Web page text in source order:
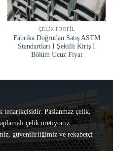
ÇELIK PROFIL
Fabrika Doğrudan Satış ASTM
Standartları I Şekilli Kiriş I
Bölüm Ucuz Fiyat
Paslanmaz çelik,
çelik üretiyoruz.
güvenilirliğimiz ve rekabetçi